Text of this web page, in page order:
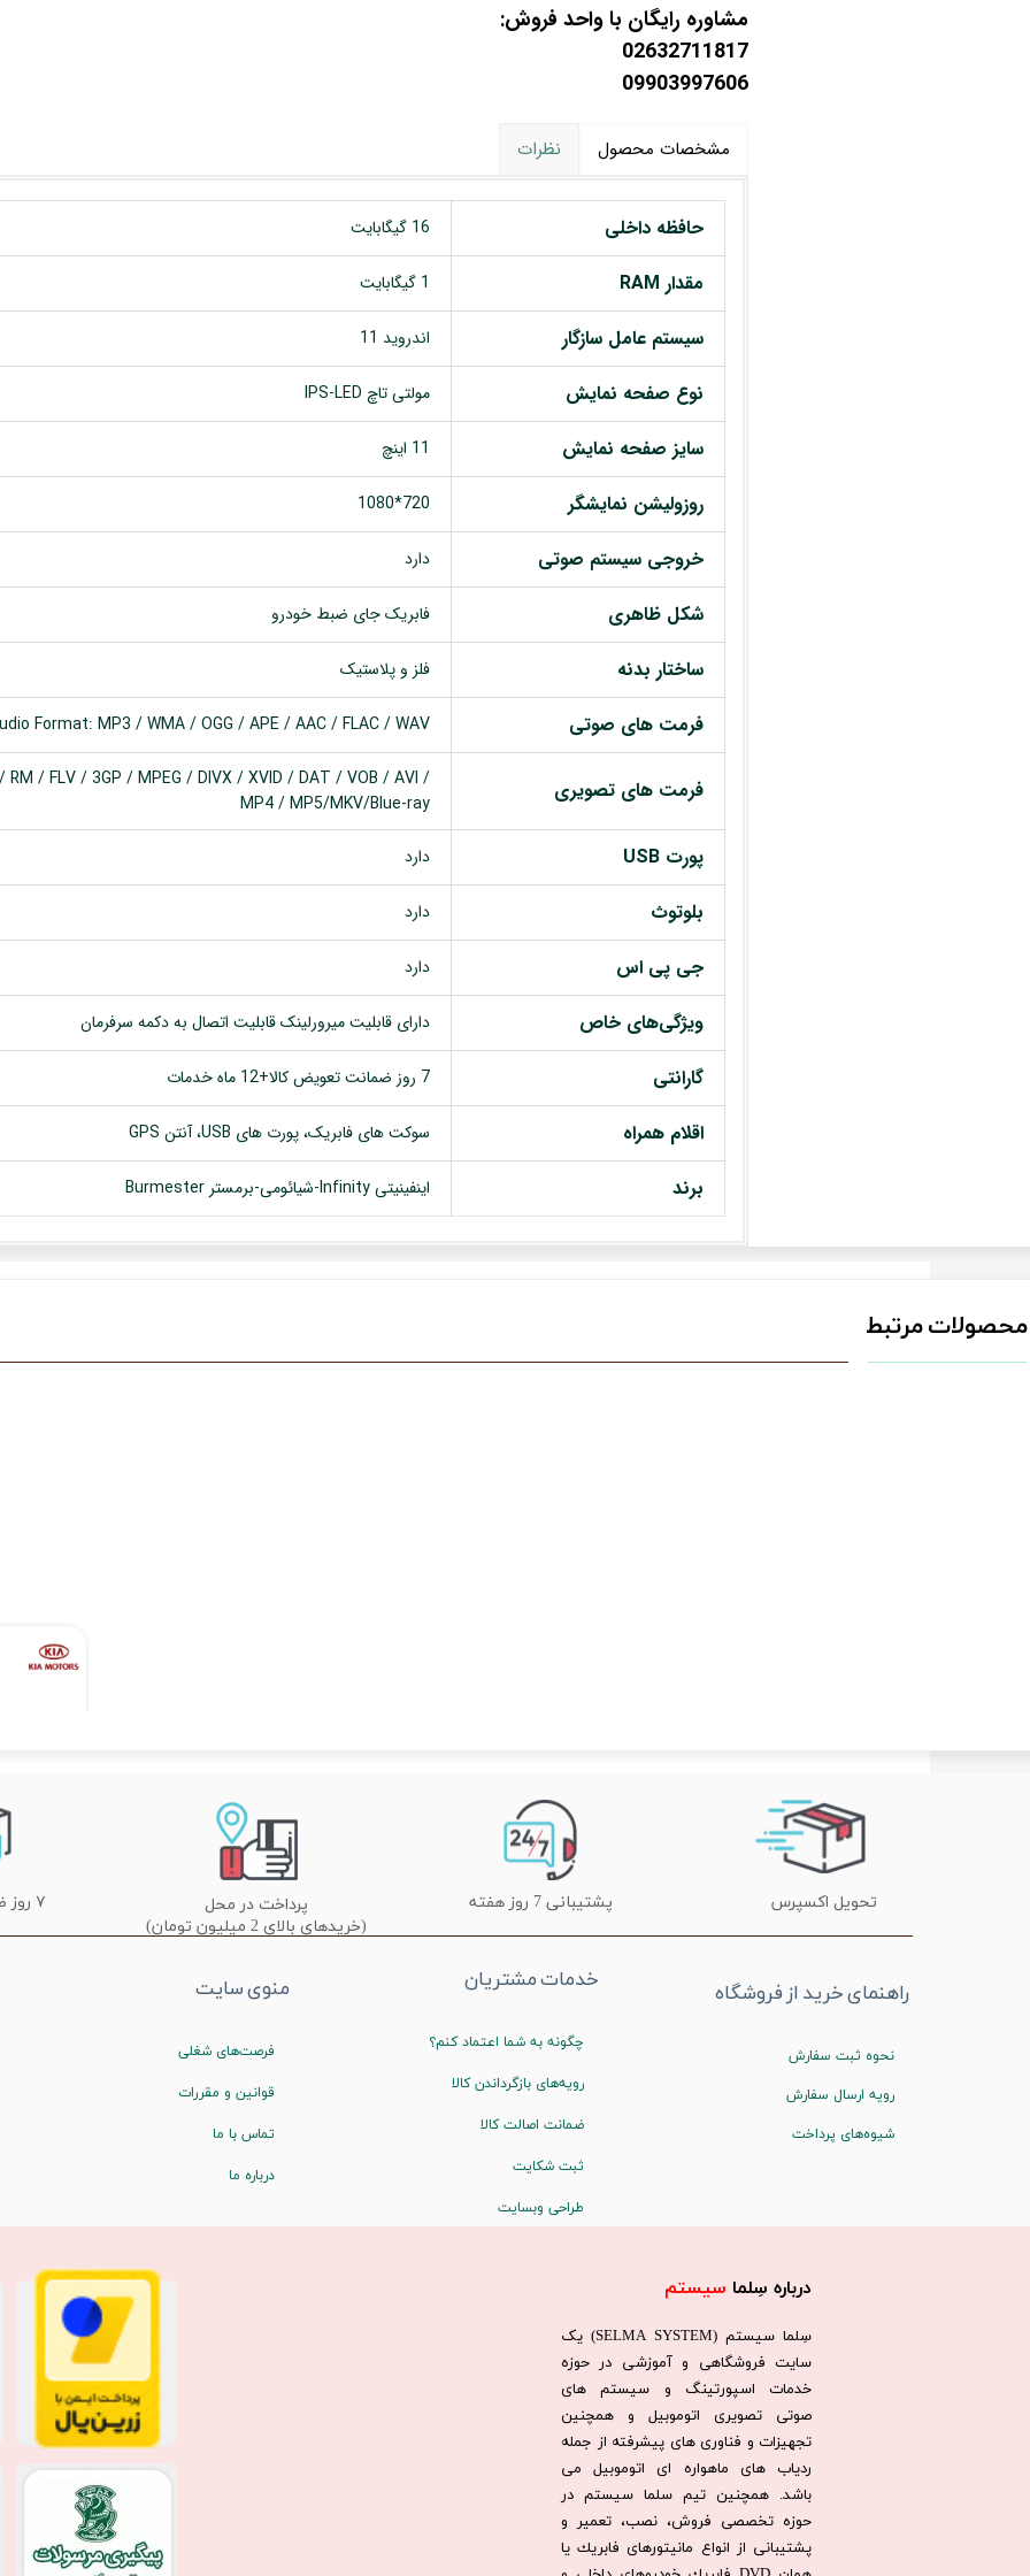
مشاوره رایگان با واحد فروش:
02632711817
09903997606
مشخصات محصول نظرات
حافظه داخلی 16 گیگابایت
مقدار RAM 1 گیگابایت
سیستم عامل سازگار اندروید 11
نوع صفحه نمایش مولتی تاچ IPS-LED
سایز صفحه نمایش 11 اینچ
روزولیشن نمایشگر 720*1080
خروجی سیستم صوتی دارد
شکل ظاهری فابریک جای ضبط خودرو
ساختار بدنه فلز و پلاستیک
فرمت های صوتی Format: MP3 / WMA / OGG / APE / AAC / FLAC / WAV
فرمت های تصویری
RM / FLV / 3GP / MPEG / DIVX / XVID / DAT / VOB / AVI /
MP4 / MP5/MKV/Blue-ray
پورت USB دارد
بلوتوث دارد
جی پی اس دارد
ویژگی‌های خاص دارای قابلیت میرورلینک قابلیت اتصال به دکمه سرفرمان
گارانتی 7 روز ضمانت تعویض کالا+12 ماه خدمات
اقلام همراه سوکت های فابریک، پورت های USB، آنتن GPS
برند اینفینیتی Infinity-شیائومی-برمستر Burmester
محصولات مرتبط
درباره سِلما سیستم​​​​​​​
سِلما سيستم (SELMA SYSTEM) یک
سایت فروشگاهی و آموزشی در حوزه
خدمات اسپورتینگ و سیستم های
صوتی تصویری اتوموبیل و همچنین
تجهیزات و فناوری های پیشرفته از جمله
ردیاب های ماهواره ای اتوموبیل می
باشد. همچنين تيم سلما سيستم در
حوزه تخصصی فروش، نصب، تعمير و
پشتيبانی از انواع مانيتورهای فابريك يا
تحویل اکسپرس پشتیبانی 7 روز هفته
پرداخت در محل
(خریدهای بالای 2 میلیون تومان)
۷ روز ضمانت تعویض
راهنمای خرید از فروشگاه
نحوه ثبت سفارش
رویه ارسال سفارش
شیوه‌های پرداخت
خدمات مشتریان
چگونه به شما اعتماد کنم؟
رویه‌های بازگرداندن کالا
ضمانت اصالت کالا
ثبت شکایت
طراحی وبسایت
منوی سایت
فرصت‌های شغلی
قوانین و مقررات
تماس با ما
درباره ما